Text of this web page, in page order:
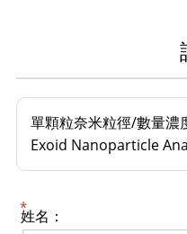
單顆粒奈米粒徑/數量濃
Exoid Nanoparticle
姓名：